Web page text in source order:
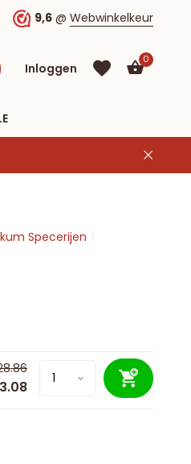
9,6 @ Webwinkelkeur
Inloggen
Account
0
Specerijen